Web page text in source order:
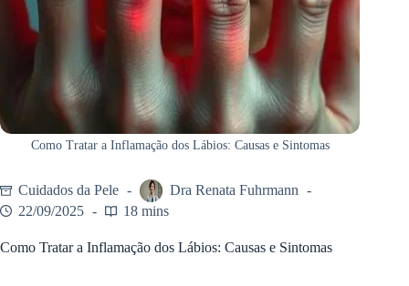
Como Tratar a Inflamação dos Lábios: Causas e Sintomas
Cuidados da Pele
Dra Renata Fuhrmann
22/09/2025
18 mins
Como Tratar a Inflamação dos Lábios: Causas e Sintomas